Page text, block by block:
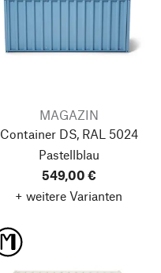
MAGAZIN
Container DS, RAL 5024
Pastellblau
549,00 €
+ weitere Varianten